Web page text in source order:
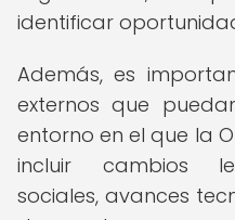
identificar
Además, es
externos que
entorno en el que la
incluir cambios
sociales, avances